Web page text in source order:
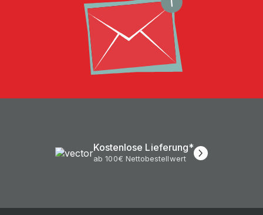
Kostenlose Lieferung*
ab 100€ Nettobestellwert